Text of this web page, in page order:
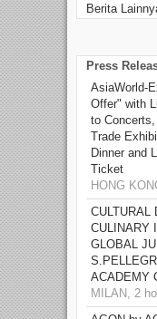
Berita
Press
AsiaWorld-
Offer" with
to
Trade
Dinner and
Ticket
HONG
CULTURAL
CULINARY
GLOBAL
ACADEMY
MILAN, 2